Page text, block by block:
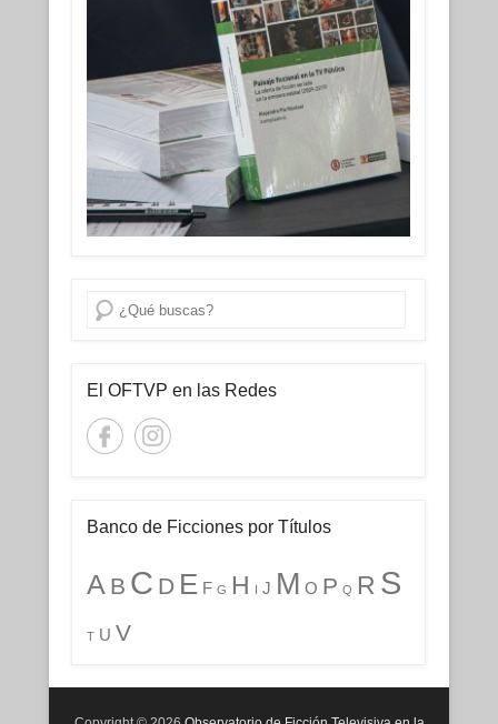
Buscar
El OFTVP en las Redes
Banco de Ficciones por Títulos
A B C D E F G H J M O P Q R S
T U V